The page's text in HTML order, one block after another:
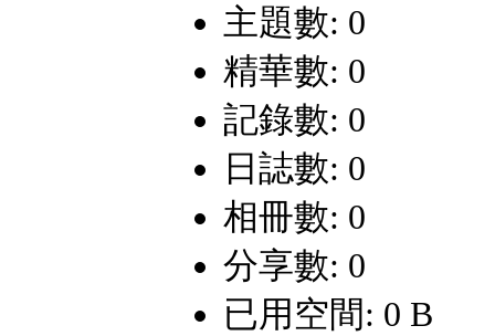
主題數: 0
精華數: 0
記錄數: 0
日誌數: 0
相冊數: 0
分享數: 0
已用空間: 0 B